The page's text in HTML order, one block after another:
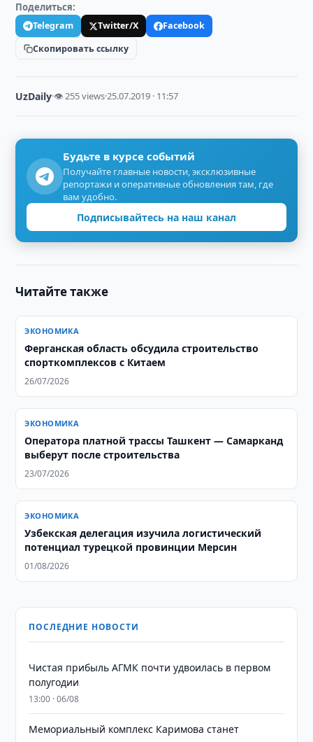
Поделиться:
Telegram Twitter/X
Facebook
Скопировать ссылку
UzDaily·👁 255 views·25.07.2019 · 11:57
Будьте в курсе событий
Получайте главные новости, эксклюзивные
репортажи и оперативные обновления там, где
вам удобно.
Подписывайтесь на наш канал
Читайте также
ЭКОНОМИКА
Ферганская область обсудила строительство
спорткомплексов с Китаем
26/07/2026
ЭКОНОМИКА
Оператора платной трассы Ташкент — Самарканд
выберут после строительства
23/07/2026
ЭКОНОМИКА
Узбекская делегация изучила логистический
потенциал турецкой провинции Мерсин
01/08/2026
ПОСЛЕДНИЕ НОВОСТИ
Чистая прибыль АГМК почти удвоилась в первом
полугодии
13:00 · 06/08
Мемориальный комплекс Каримова станет